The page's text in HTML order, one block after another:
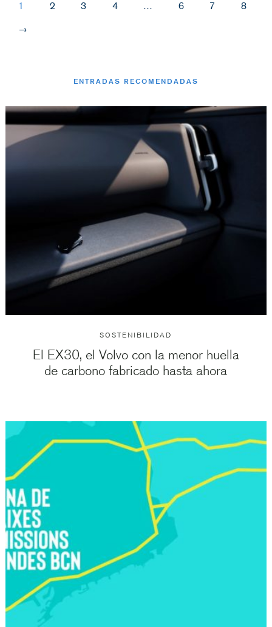
1 2 3 4 … 6 7 8
→
ENTRADAS RECOMENDADAS
SOSTENIBILIDAD
El EX30, el Volvo con la menor huella
de carbono fabricado hasta ahora